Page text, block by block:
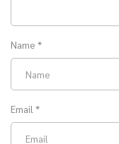
Name *
Email *